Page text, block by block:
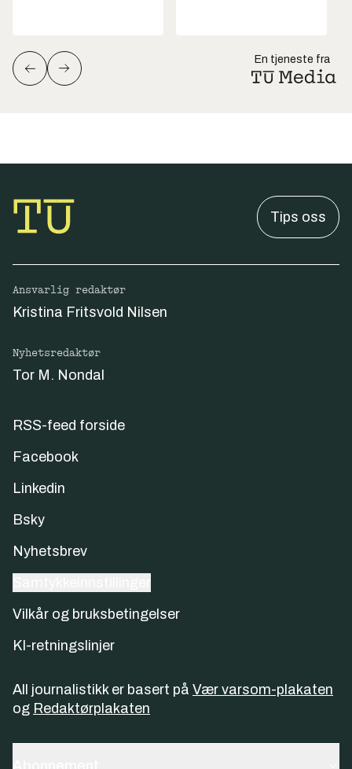
En tjeneste fra
Tips oss
Ansvarlig redaktør
Kristina Fritsvold Nilsen
Nyhetsredaktør
Tor M. Nondal
RSS-feed forside
Facebook
Linkedin
Bsky
Nyhetsbrev
Vilkår og bruksbetingelser
KI-retningslinjer
All journalistikk er basert på Vær varsom-plakaten
og Redaktørplakaten